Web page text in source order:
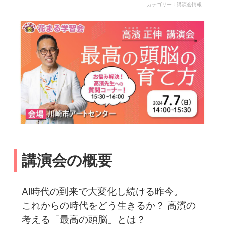
カテゴリー：講演会情報
講演会の概要
AI時代の到来で大変化し続ける昨今。
これからの時代をどう生きるか？ 高濱の
考える「最高の頭脳」とは？